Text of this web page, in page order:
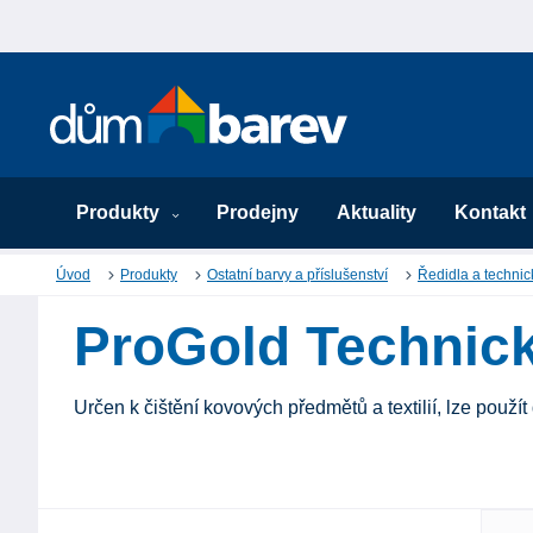
Produkty Prodejny Aktuality Kontakt
Úvod Produkty Ostatní barvy a příslušenství Ředidla a
ProGold
Určen k čištění kovových předmětů a textilií, lze